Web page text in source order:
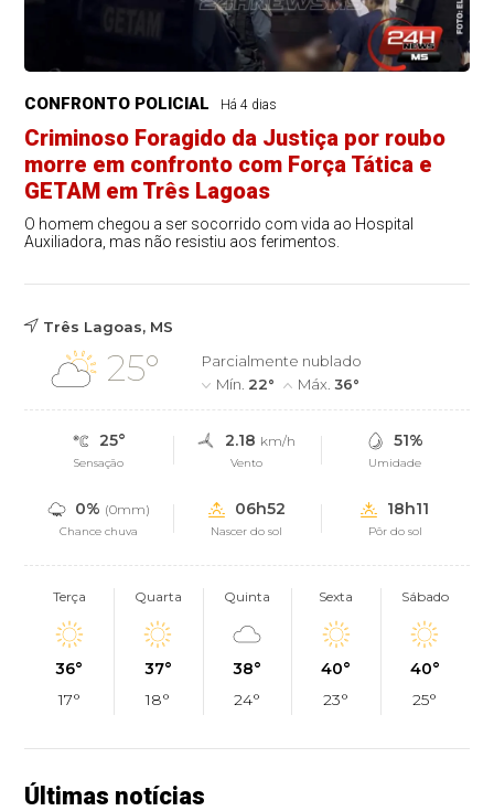
CONFRONTO POLICIAL Há 4 dias
Criminoso Foragido da Justiça por roubo
morre em confronto com Força Tática e
GETAM em Três Lagoas
O homem chegou a ser socorrido com vida ao Hospital
Auxiliadora, mas não resistiu aos ferimentos.
Três Lagoas, MS
25°
Parcialmente nublado
Mín. 22° Máx.36°
25°
Sensação
2.18 km/h
Vento
51%
Umidade
0% (0mm)
Chance chuva
06h52
Nascer do sol
18h11
Pôr do sol
Terça
36°
17°
Quarta
37°
18°
Quinta
38°
24°
Sexta
40°
23°
Sábado
40°
25°
Últimas notícias